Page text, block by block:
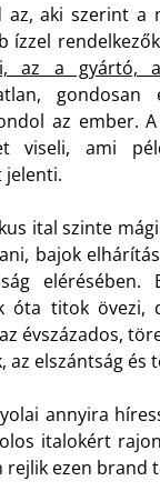
az, aki szerint a
ízzel
az a gyártó,
gondosan
az ember.
viseli, ami
jelenti.
ital szinte
bajok
elérésében.
óta titok
évszázados,
az elszántság
annyira
italokért
ezen brand